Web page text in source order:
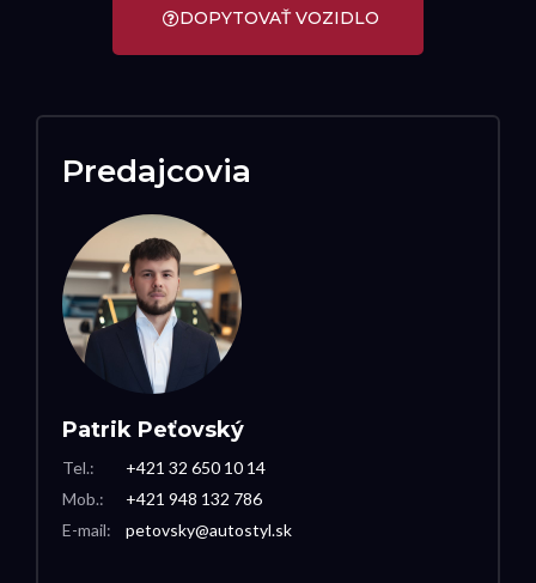
DOPYTOVAŤ VOZIDLO
Predajcovia
Patrik Peťovský
Tel.:
Mob.:
E-mail:
+421 32 650 10 14
+421 948 132 786
petovsky@autostyl.sk